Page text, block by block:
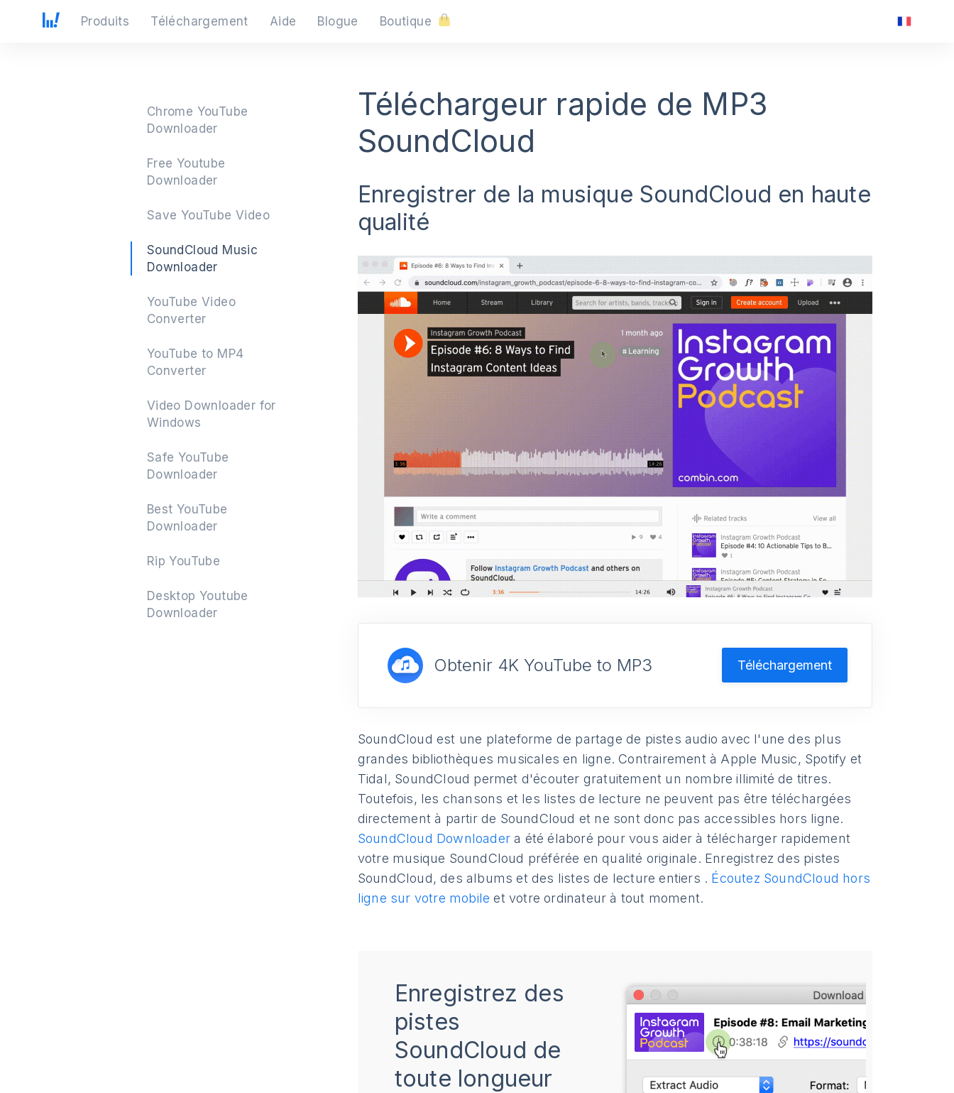
Produits Téléchargement Aide Blogue Boutique
Chrome YouTube
Downloader
Free Youtube
Downloader
Save YouTube Video
SoundCloud Music
Downloader
YouTube Video
Converter
YouTube to MP4
Converter
Video Downloader for
Windows
Safe YouTube
Downloader
Best YouTube
Downloader
Rip YouTube
Desktop Youtube
Downloader
Téléchargeur rapide de MP3
SoundCloud
Enregistrer de la musique SoundCloud en haute
qualité
Obtenir 4K YouTube to MP3 Téléchargement
SoundCloud est une plateforme de partage de pistes audio avec l'une des plus
grandes bibliothèques musicales en ligne. Contrairement à Apple Music, Spotify et
Tidal, SoundCloud permet d'écouter gratuitement un nombre illimité de titres.
Toutefois, les chansons et les listes de lecture ne peuvent pas être téléchargées
directement à partir de SoundCloud et ne sont donc pas accessibles hors ligne.
SoundCloud Downloader a été élaboré pour vous aider à télécharger rapidement
votre musique SoundCloud préférée en qualité originale. Enregistrez des pistes
SoundCloud, des albums et des listes de lecture entiers . Écoutez SoundCloud hors
ligne sur votre mobile et votre ordinateur à tout moment.
Enregistrez des
pistes
SoundCloud de
toute longueur